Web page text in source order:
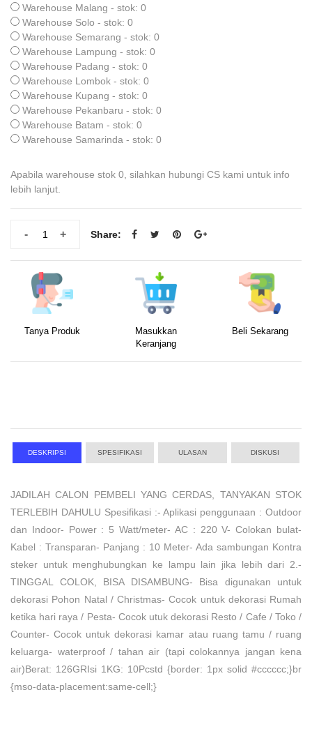
Warehouse Malang - stok: 0
Warehouse Solo - stok: 0
Warehouse Semarang - stok: 0
Warehouse Lampung - stok: 0
Warehouse Padang - stok: 0
Warehouse Lombok - stok: 0
Warehouse Kupang - stok: 0
Warehouse Pekanbaru - stok: 0
Warehouse Batam - stok: 0
Warehouse Samarinda - stok: 0
Apabila warehouse stok 0, silahkan hubungi CS kami untuk info
lebih lanjut.
+
- Share:
Tanya Produk
Masukkan
Keranjang
Beli Sekarang
DESKRIPSI SPESIFIKASI ULASAN DISKUSI
JADILAH CALON PEMBELI YANG CERDAS, TANYAKAN STOK
TERLEBIH DAHULU Spesifikasi :- Aplikasi penggunaan : Outdoor
dan Indoor- Power : 5 Watt/meter- AC : 220 V- Colokan bulat-
Kabel : Transparan- Panjang : 10 Meter- Ada sambungan Kontra
steker untuk menghubungkan ke lampu lain jika lebih dari 2.-
TINGGAL COLOK, BISA DISAMBUNG- Bisa digunakan untuk
dekorasi Pohon Natal / Christmas- Cocok untuk dekorasi Rumah
ketika hari raya / Pesta- Cocok utuk dekorasi Resto / Cafe / Toko /
Counter- Cocok untuk dekorasi kamar atau ruang tamu / ruang
keluarga- waterproof / tahan air (tapi colokannya jangan kena
air)Berat: 126GRIsi 1KG: 10Pcstd {border: 1px solid #cccccc;}br
{mso-data-placement:same-cell;}